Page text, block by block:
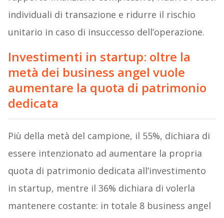
individuali di transazione e ridurre il rischio
unitario in caso di insuccesso dell’operazione.
Investimenti in startup: oltre la
metà dei business angel vuole
aumentare la quota di patrimonio
dedicata
Più della metà del campione, il 55%, dichiara di
essere intenzionato ad aumentare la propria
quota di patrimonio dedicata all’investimento
in startup, mentre il 36% dichiara di volerla
mantenere costante: in totale 8 business angel